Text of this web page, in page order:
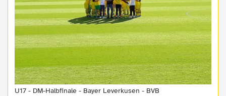
U17 - DM-Halbfinale - Bayer Leverkusen - BVB